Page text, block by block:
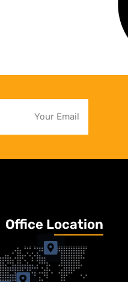
Office Location